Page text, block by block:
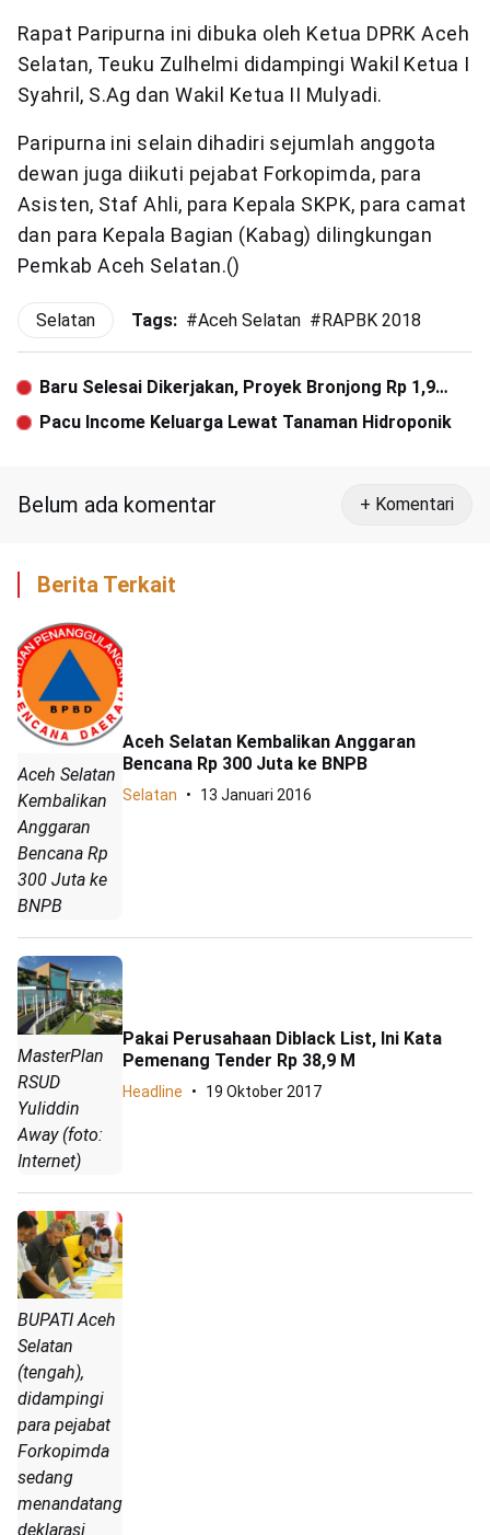
Rapat Paripurna ini dibuka oleh Ketua DPRK Aceh
Selatan, Teuku Zulhelmi didampingi Wakil Ketua I
Syahril, S.Ag dan Wakil Ketua II Mulyadi.
Paripurna ini selain dihadiri sejumlah anggota
dewan juga diikuti pejabat Forkopimda, para
Asisten, Staf Ahli, para Kepala SKPK, para camat
dan para Kepala Bagian (Kabag) dilingkungan
Pemkab Aceh Selatan.()
Selatan Tags: #Aceh Selatan #RAPBK 2018
Baru Selesai Dikerjakan, Proyek Bronjong Rp 1,9
Miliar Ambruk
Pacu Income Keluarga Lewat Tanaman Hidroponik
Belum ada komentar + Komentari
Berita Terkait
Aceh Selatan
Kembalikan
Anggaran
Bencana Rp
300 Juta ke
BNPB
Aceh Selatan Kembalikan Anggaran
Bencana Rp 300 Juta ke BNPB
Selatan 13 Januari 2016
MasterPlan
RSUD
Yuliddin
Away (foto:
Internet)
Pakai Perusahaan Diblack List, Ini Kata
Pemenang Tender Rp 38,9 M
Headline 19 Oktober 2017
BUPATI Aceh
Selatan
(tengah),
didampingi
para pejabat
Forkopimda
sedang
menandatangani
deklarasi